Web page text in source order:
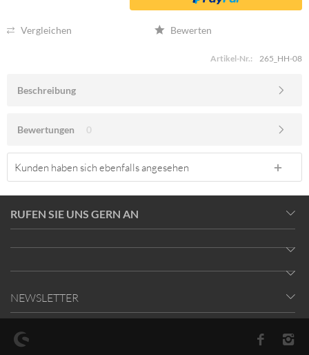
Vergleichen Bewerten
Artikel-Nr.: 265_HH-08
Beschreibung
Bewertungen 0
Kunden haben sich ebenfalls angesehen
RUFEN SIE UNS GERN AN
NEWSLETTER